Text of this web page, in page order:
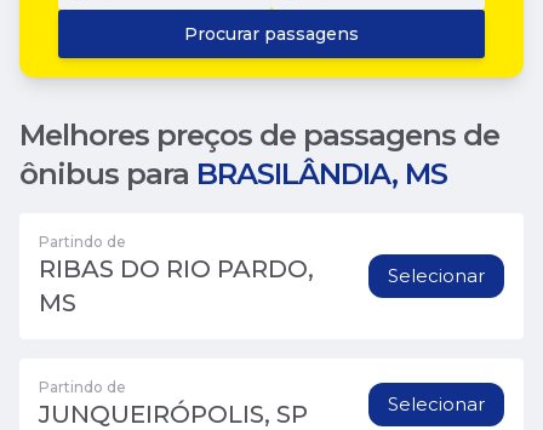
Procurar passagens
Melhores preços de passagens de
ônibus para BRASILÂNDIA, MS
Partindo de
RIBAS DO RIO PARDO,
MS
Selecionar
Partindo de
JUNQUEIRÓPOLIS, SP Selecionar